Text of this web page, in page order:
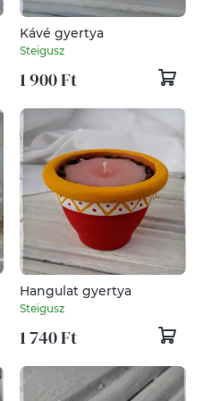
Kávé gyertya
Steigusz
1 900 Ft
Hangulat gyertya
Steigusz
1 740 Ft